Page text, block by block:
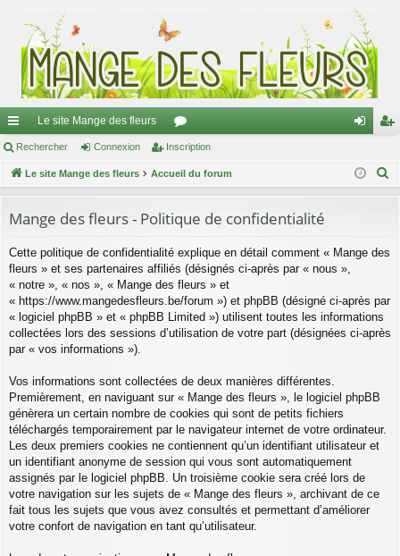
ac
co
ci
s
Le site Mange des fleurs
or
u
s
ne cri
Rechercher Connexion Inscription
Le site Mange des fleurs Accueil du forum
Mange des fleurs - Politique de confidentialité
Cette politique de confidentialité explique en détail comment « Mange des
fleurs » et ses partenaires affiliés (désignés ci-après par « nous »,
« notre », « nos », « Mange des fleurs » et
« https://www.mangedesfleurs.be/forum ») et phpBB (désigné ci-après par
« logiciel phpBB » et « phpBB Limited ») utilisent toutes les informations
collectées lors des sessions d’utilisation de votre part (désignées ci-après
par « vos informations »).
Vos informations sont collectées de deux manières différentes.
Premièrement, en naviguant sur « Mange des fleurs », le logiciel phpBB
génèrera un certain nombre de cookies qui sont de petits fichiers
téléchargés temporairement par le navigateur internet de votre ordinateur.
Les deux premiers cookies ne contiennent qu’un identifiant utilisateur et
un identifiant anonyme de session qui vous sont automatiquement
assignés par le logiciel phpBB. Un troisième cookie sera créé lors de
votre navigation sur les sujets de « Mange des fleurs », archivant de ce
fait tous les sujets que vous avez consultés et permettant d’améliorer
votre confort de navigation en tant qu’utilisateur.